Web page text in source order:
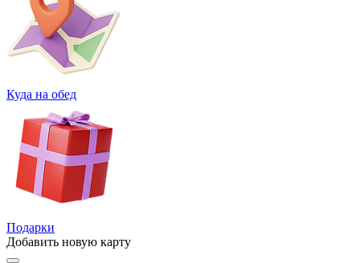
Куда на обед
Подарки
Добавить новую карту